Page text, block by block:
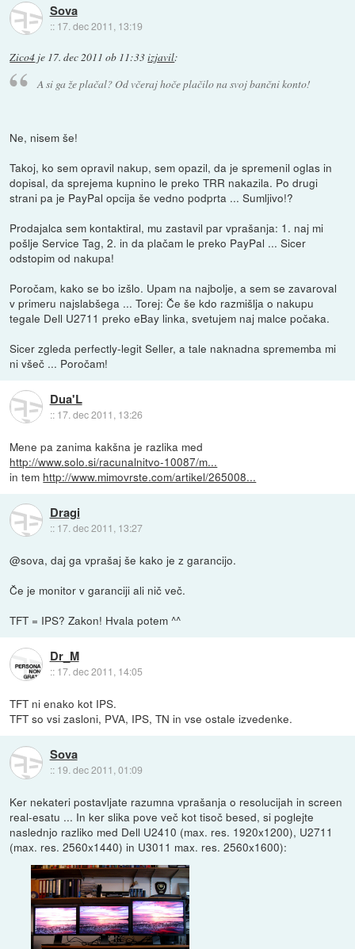
Sova
:: 17. dec 2011, 13:19
Zico4 je 17. dec 2011 ob 11:33izjavil:
A si ga že plačal? Od včeraj hoče plačilo na svoj bančni konto!
Ne, nisem še!
Takoj, ko sem opravil nakup, sem opazil, da je spremenil oglas in
dopisal, da sprejema kupnino le preko TRR nakazila. Po drugi
strani pa je PayPal opcija še vedno podprta ... Sumljivo!?
Prodajalca sem kontaktiral, mu zastavil par vprašanja: 1. naj mi
pošlje Service Tag, 2. in da plačam le preko PayPal ... Sicer
odstopim od nakupa!
Poročam, kako se bo izšlo. Upam na najbolje, a sem se zavaroval
v primeru najslabšega ... Torej: Če še kdo razmišlja o nakupu
tegale Dell U2711 preko eBay linka, svetujem naj malce počaka.
Sicer zgleda perfectly-legit Seller, a tale naknadna sprememba mi
ni všeč ... Poročam!
Dua'L
:: 17. dec 2011, 13:26
Mene pa zanima kakšna je razlika med
http://www.solo.si/racunalnitvo-10087/m...
in tem http://www.mimovrste.com/artikel/265008...
Dragi
:: 17. dec 2011, 13:27
@sova, daj ga vprašaj še kako je z garancijo.
Če je monitor v garanciji ali nič več.
TFT = IPS? Zakon! Hvala potem ^^
Dr_M
:: 17. dec 2011, 14:05
TFT ni enako kot IPS.
TFT so vsi zasloni, PVA, IPS, TN in vse ostale izvedenke.
Sova
:: 19. dec 2011, 01:09
Ker nekateri postavljate razumna vprašanja o resolucijah in screen
real-esatu ... In ker slika pove več kot tisoč besed, si poglejte
naslednjo razliko med Dell U2410 (max. res. 1920x1200), U2711
(max. res. 2560x1440) in U3011 max. res. 2560x1600):